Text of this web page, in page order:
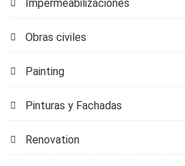
Impermeabilizaciones
Obras civiles
Painting
Pinturas y Fachadas
Renovation